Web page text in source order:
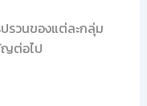
รวนของแต่ละกลุ่ม
ญต่อไป